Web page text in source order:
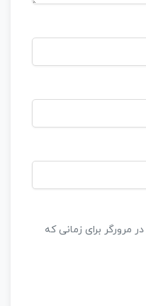
مرورگر برای زمانی که